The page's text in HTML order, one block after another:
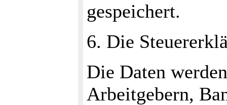
gespeichert.
6. Die
Die Daten
Arbeitgebern,